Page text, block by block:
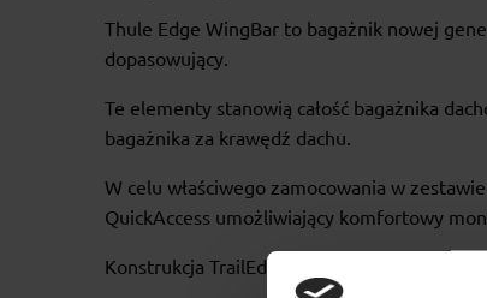
Thule Edge WingBar to bagażnik nowej
dopasowujący.
Te elementy stanowią całość bagażnika
bagażnika za krawędź dachu.
W celu właściwego zamocowania w
QuickAccess umożliwiający komfortowy
Konstrukcja TrailEdge redukują opór